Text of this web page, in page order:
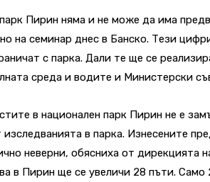
Пирин няма и не може да има
на семинар днес в Банско. Тези
с парка. Дали те ще се
среда и водите и Министерски
в национален парк Пирин не е
в парка. Изнесените
неверни, обясниха от дирекцията
в Пирин ще се увеличи 28 пъти. Само